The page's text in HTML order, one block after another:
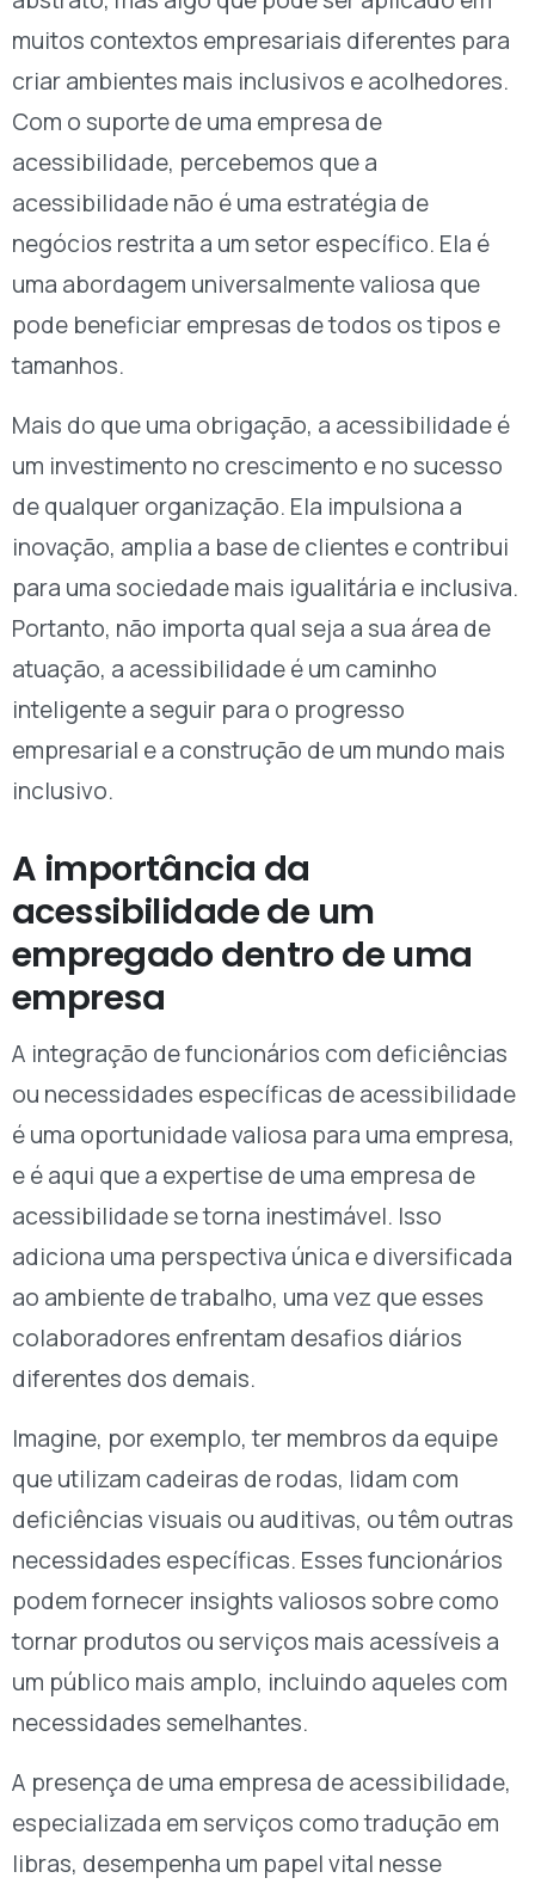
muitos contextos empresariais diferentes para
criar ambientes mais inclusivos e acolhedores.
Com o suporte de uma empresa de
acessibilidade, percebemos que a
acessibilidade não é uma estratégia de
negócios restrita a um setor específico. Ela é
uma abordagem universalmente valiosa que
pode beneficiar empresas de todos os tipos e
tamanhos.
Mais do que uma obrigação, a acessibilidade é
um investimento no crescimento e no sucesso
de qualquer organização. Ela impulsiona a
inovação, amplia a base de clientes e contribui
para uma sociedade mais igualitária e inclusiva.
Portanto, não importa qual seja a sua área de
atuação, a acessibilidade é um caminho
inteligente a seguir para o progresso
empresarial e a construção de um mundo mais
inclusivo.
A importância da
acessibilidade de um
empregado dentro de uma
empresa
A integração de funcionários com deficiências
ou necessidades específicas de acessibilidade
é uma oportunidade valiosa para uma empresa,
e é aqui que a expertise de uma empresa de
acessibilidade se torna inestimável. Isso
adiciona uma perspectiva única e diversificada
ao ambiente de trabalho, uma vez que esses
colaboradores enfrentam desafios diários
diferentes dos demais.
Imagine, por exemplo, ter membros da equipe
que utilizam cadeiras de rodas, lidam com
deficiências visuais ou auditivas, ou têm outras
necessidades específicas. Esses funcionários
podem fornecer insights valiosos sobre como
tornar produtos ou serviços mais acessíveis a
um público mais amplo, incluindo aqueles com
necessidades semelhantes.
A presença de uma empresa de acessibilidade,
especializada em serviços como tradução em
libras, desempenha um papel vital nesse